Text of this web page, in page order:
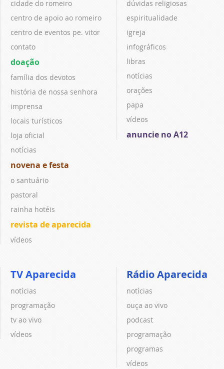
cidade do romeiro
centro de apoio ao romeiro
centro de eventos pe. vitor
contato
doação
família dos devotos
história de nossa senhora
imprensa
locais turísticos
loja oficial
notícias
novena e festa
o santuário
pastoral
rainha hotéis
revista de aparecida
vídeos
dúvidas religiosas
espiritualidade
igreja
infográficos
libras
notícias
orações
papa
vídeos
anuncie no A12
TV Aparecida
notícias
programação
tv ao vivo
vídeos
Rádio Aparecida
notícias
ouça ao vivo
podcast
programação
programas
vídeos